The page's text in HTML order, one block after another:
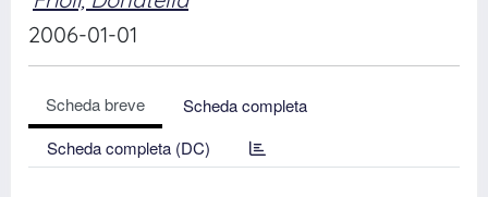
2006-01-01
Scheda breve
Scheda completa
Scheda completa (DC)